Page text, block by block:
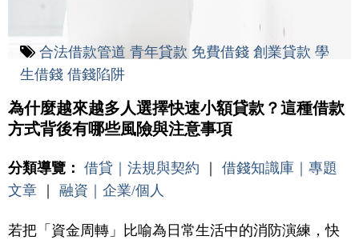
合法借款管道 青年貸款 免費借錢 創業貸款 學
生借錢 借錢陷阱
為什麼越來越多人選擇快速小額貸款？這種借款
方式背後有哪些風險與注意事項
分類導覽： 借貸｜法規與契約
借錢知識庫｜專題
文章
融資｜企業/個人
若把「資金周轉」比喻為日常生活中的消防演練，快